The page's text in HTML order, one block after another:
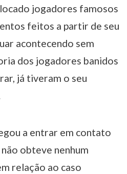
jogadores famosos
feitos a partir de seu
acontecendo sem
dos jogadores banidos
já tiveram o seu
a entrar em contato
obteve nenhum
relação ao caso